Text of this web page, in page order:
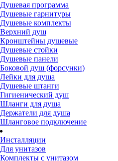
Душевая программа
Душевые гарнитуры
Душевые комплекты
Верхний душ
Кронштейны душевые
Душевые стойки
Душевые панели
Боковой душ (форсунки)
Лейки для душа
Душевые штанги
Гигиенический душ
Шланги для душа
Держатели для душа
Шланговое подключение
Инсталляции
Для унитазов
Комплекты с унитазом